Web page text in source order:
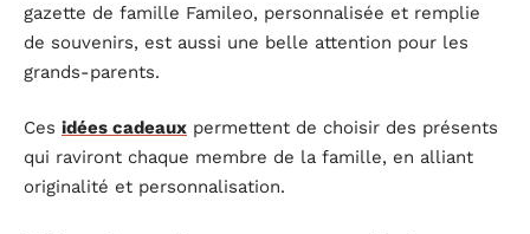
gazette de famille Famileo, personnalisée et remplie
de souvenirs, est aussi une belle attention pour les
grands-parents.
Ces idées cadeaux permettent de choisir des présents
qui raviront chaque membre de la famille, en alliant
originalité et personnalisation.